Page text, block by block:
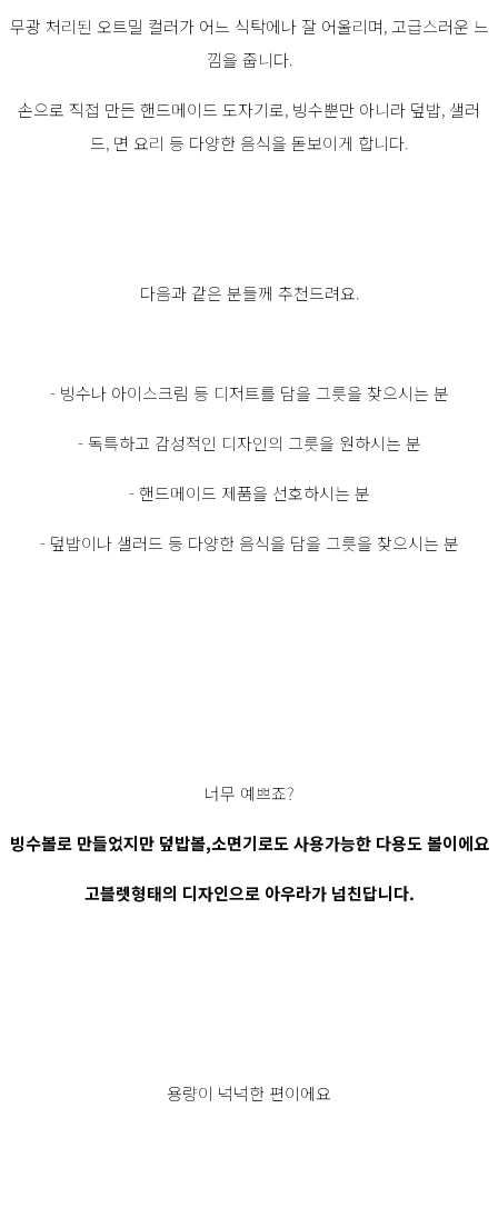
무광 처리된 오트밀 컬러가 어느 식탁에나 잘 어울리며, 고급스러운 느
낌을 줍니다.
손으로 직접 만든 핸드메이드 도자기로, 빙수뿐만 아니라 덮밥, 샐러
드, 면 요리 등 다양한 음식을 돋보이게 합니다.
다음과 같은 분들께 추천드려요.
- 빙수나 아이스크림 등 디저트를 담을 그릇을 찾으시는 분
- 독특하고 감성적인 디자인의 그릇을 원하시는 분
- 핸드메이드 제품을 선호하시는 분
- 덮밥이나 샐러드 등 다양한 음식을 담을 그릇을 찾으시는 분
너무 예쁘죠?
빙수볼로 만들었지만 덮밥볼,소면기로도 사용가능한 다용도 볼이에요
고블렛형태의 디자인으로 아우라가 넘친답니다.
용량이 넉넉한 편이에요